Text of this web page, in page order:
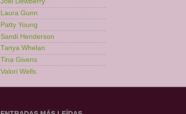
Laura Gunn
Patty Young
Sandi Henderson
Tanya Whelan
Tina Givens
Valori Wells